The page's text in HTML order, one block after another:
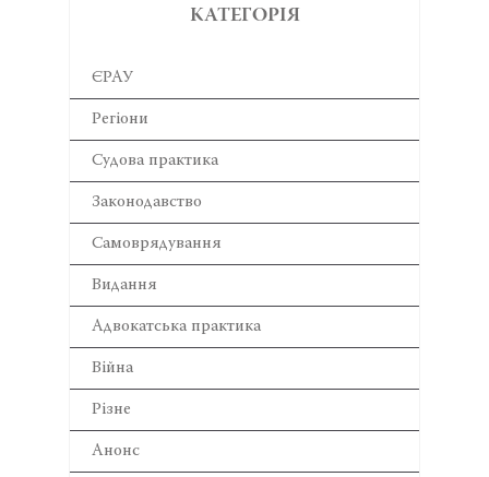
КАТЕГОРІЯ
ЄРАУ
Регіони
Cудова практика
Законодавство
Самоврядування
Видання
Адвокатська практика
Війна
Різне
Анонс